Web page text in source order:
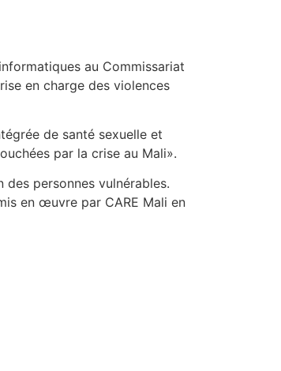
au Commissariat
en charge des violences
de santé sexuelle et
par la crise au Mali».
personnes vulnérables.
en œuvre par CARE Mali en